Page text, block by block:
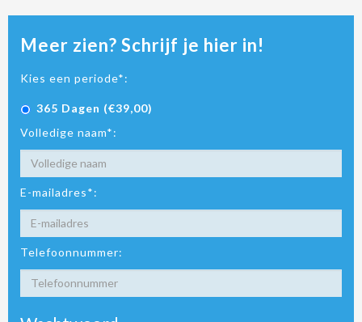
Meer zien? Schrijf je hier in!
Kies een periode*:
365 Dagen (€39,00)
Volledige naam*:
E-mailadres*:
Telefoonnummer: